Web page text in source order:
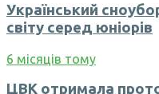
Український
світу серед юніорів
6 місяців тому
ЦВК отримала